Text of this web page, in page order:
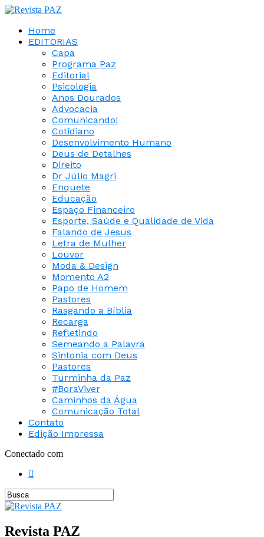
Home
EDITORIAS
Capa
Programa Paz
Editorial
Psicologia
Anos Dourados
Advocacia
Comunicando!
Cotidiano
Desenvolvimento Humano
Deus de Detalhes
Direito
Dr Júlio Magri
Enquete
Educação
Espaço Financeiro
Esporte, Saúde e Qualidade de Vida
Falando de Jesus
Letra de Mulher
Louvor
Moda & Design
Momento A2
Papo de Homem
Pastores
Rasgando a Bíblia
Recarga
Refletindo
Semeando a Palavra
Sintonia com Deus
Pastores
Turminha da Paz
#BoraViver
Caminhos da Água
Comunicação Total
Contato
Edição Impressa
Conectado com
Revista PAZ